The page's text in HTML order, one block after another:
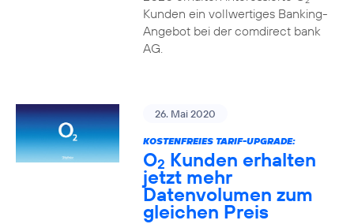
Kunden ein vollwertiges Banking-
Angebot bei der comdirect bank
AG.
26. Mai 2020
KOSTENFREIES TARIF-UPGRADE:
O2 Kunden erhalten
jetzt mehr
Datenvolumen zum
gleichen Preis